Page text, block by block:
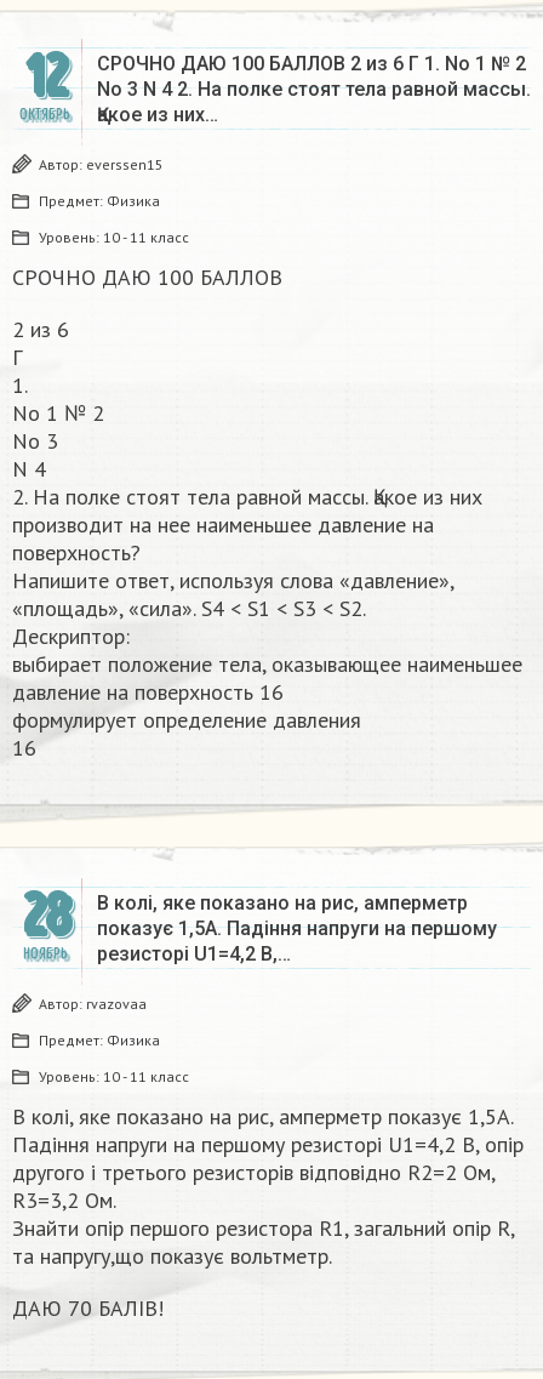
12
ОКТЯБРЬ
СРОЧНО ДАЮ 100 БАЛЛОВ 2 из 6 Г 1. No 1 № 2
No 3 N 4 2. На полке стоят тела равной массы.
Қакое из них…
Автор: everssen15
Предмет: Физика
Уровень: 10 - 11 класс
СРОЧНО ДАЮ 100 БАЛЛОВ
2 из 6
Г
1.
No 1 № 2
No 3
N 4
2. На полке стоят тела равной массы. Қакое из них
производит на нее наименьшее давление на
поверхность?
Напишите ответ, используя слова «давление»,
«площадь», «сила». S4 < S1 < S3 < S2.
Дескриптор:
выбирает положение тела, оказывающее наименьшее
давление на поверхность 16
формулирует определение давления
16​
28
НОЯБРЬ
В колі, яке показано на рис, амперметр
показує 1,5А. Падіння напруги на першому
резисторі U1=4,2 B,…
Автор: rvazovaa
Предмет: Физика
Уровень: 10 - 11 класс
В колі, яке показано на рис, амперметр показує 1,5А.
Падіння напруги на першому резисторі U1=4,2 B, опір
другого і третього резисторів відповідно R2=2 Oм,
R3=3,2 Ом.
Знайти опір першого резистора R1, загальний опір R,
та напругу,що показує вольтметр.
ДАЮ 70 БАЛІВ!